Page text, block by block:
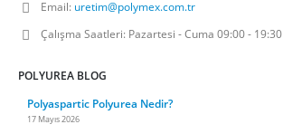
Email: uretim@polymex.com.tr
Çalışma Saatleri: Pazartesi - Cuma 09:00 - 19:30
POLYUREA BLOG
Polyaspartic Polyurea Nedir?
17 Mayıs 2026